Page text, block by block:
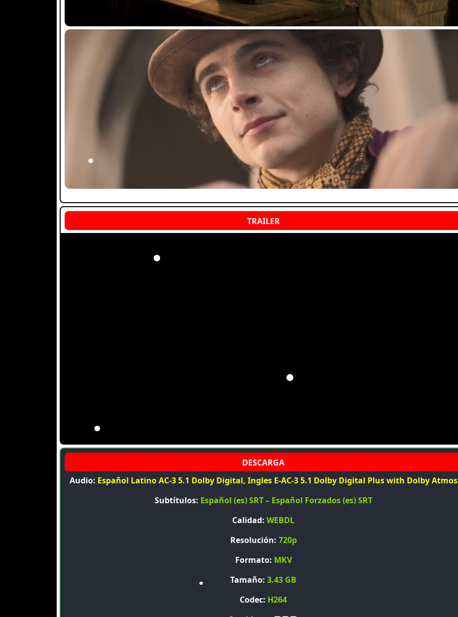
Audio: Español Latino AC-3 5.1 Dolby Digital, Ingles E-AC-3 5.1 Dolby Digital Plus with Dolby Atmos
Subtítulos: Español (es) SRT – Español Forzados (es) SRT
Calidad: WEBDL
Resolución: 720p
Formato: MKV
Tamaño: 3.43 GB
Codec: H264